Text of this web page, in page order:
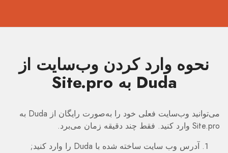
نحوه وارد کردن وب‌سایت از
Duda به Site.pro
می‌توانید وب‌سایت فعلی خود را به‌صورت رایگان از Duda به
Site.pro وارد کنید. فقط چند دقیقه زمان می‌برد.
آدرس وب سایت ساخته شده با Duda را وارد کنید;